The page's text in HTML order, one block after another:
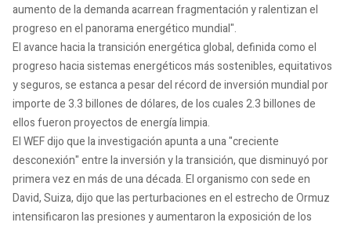
aumento de la demanda acarrean fragmentación y ralentizan el
progreso en el panorama energético mundial".
El avance hacia la transición energética global, definida como el
progreso hacia sistemas energéticos más sostenibles, equitativos
y seguros, se estanca a pesar del récord de inversión mundial por
importe de 3.3 billones de dólares, de los cuales 2.3 billones de
ellos fueron proyectos de energía limpia.
El WEF dijo que la investigación apunta a una "creciente
desconexión" entre la inversión y la transición, que disminuyó por
primera vez en más de una década. El organismo con sede en
David, Suiza, dijo que las perturbaciones en el estrecho de Ormuz
intensificaron las presiones y aumentaron la exposición de los